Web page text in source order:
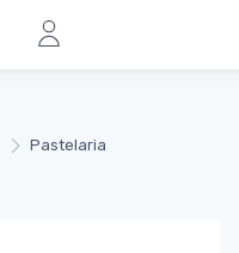
Pastelaria